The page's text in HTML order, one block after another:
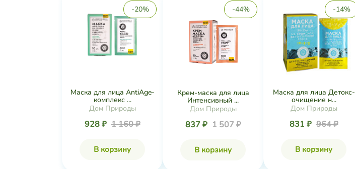
-20%
Маска для лица AntiAge-
комплекс ...
Дом Природы
928 ₽ 1 160 ₽
В корзину
-44%
Крем-маска для лица
Интенсивный ...
Дом Природы
837 ₽ 1 507 ₽
В корзину
-14%
Маска для лица Детокс-
очищение н...
Дом Природы
831 ₽ 964 ₽
В корзину